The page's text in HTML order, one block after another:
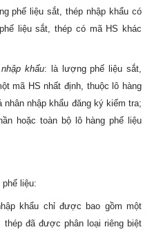
phế liệu sắt, thép nhập khẩu có
liệu sắt, thép có mã HS khác
khẩu: là lượng phế liệu sắt,
mã HS nhất định, thuộc lô hàng
nhập khẩu đăng ký kiểm tra;
hoặc toàn bộ lô hàng phế liệu
liệu:
khẩu chỉ được bao gồm một
đã được phân loại riêng biệt